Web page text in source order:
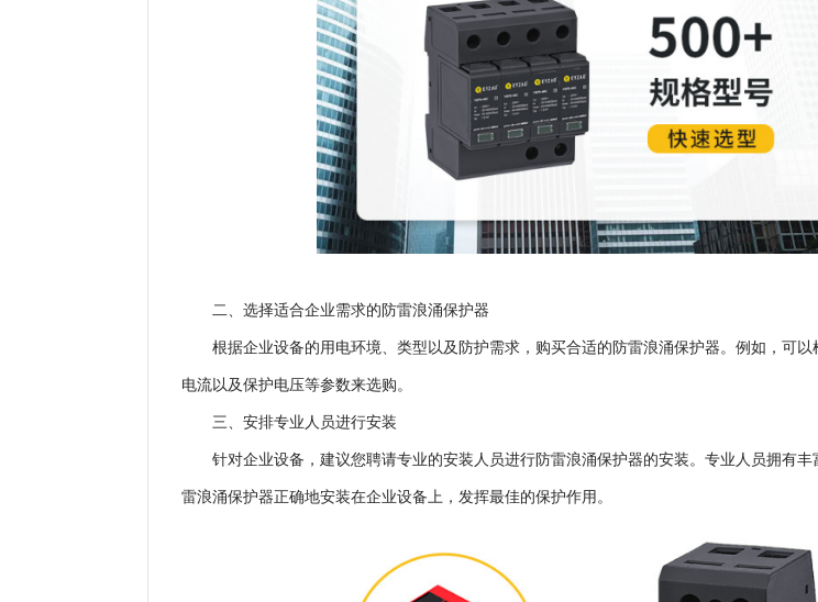
二、选择适合企业需求的防雷浪涌保护器
根据企业设备的用电环境、类型以及防护需求，购买合适的防雷浪涌保护器。例如，可
电流以及保护电压等参数来选购。
三、安排专业人员进行安装
针对企业设备，建议您聘请专业的安装人员进行防雷浪涌保护器的安装。专业人员拥有
雷浪涌保护器正确地安装在企业设备上，发挥最佳的保护作用。